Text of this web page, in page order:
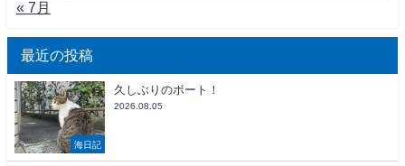
« 7月
最近の投稿
海日記
久しぶりのボート！
2026.08.05